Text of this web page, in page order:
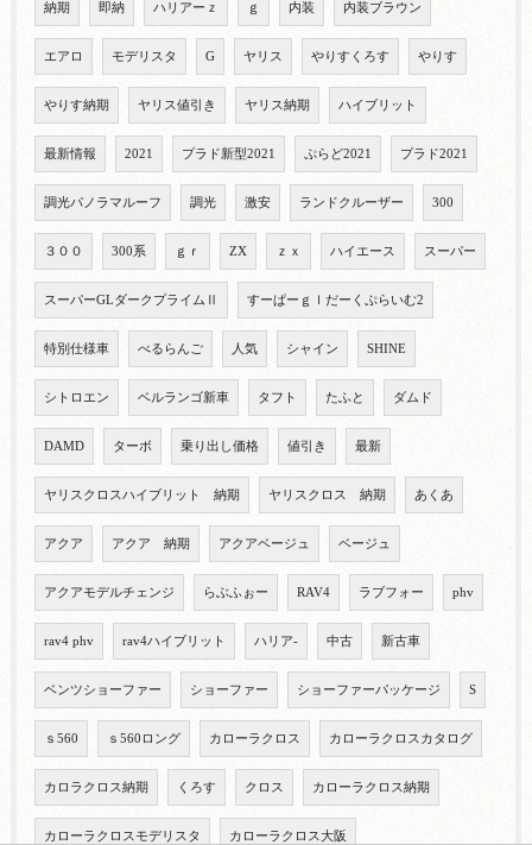
納期 即納 ハリアーｚ ｇ 内装 内装ブラウン
エアロ モデリスタ G ヤリス やりすくろす やりす
やりす納期 ヤリス値引き ヤリス納期 ハイブリット
最新情報 2021 プラド新型2021 ぷらど2021 プラド2021
調光パノラマルーフ 調光 激安 ランドクルーザー 300
３００ 300系 ｇｒ ZX ｚｘ ハイエース スーパー
スーパーGLダークプライムⅡ すーぱーｇｌだーくぷらいむ2
特別仕様車 べるらんご 人気 シャイン SHINE
シトロエン ベルランゴ新車 タフト たふと ダムド
DAMD ターボ 乗り出し価格 値引き 最新
ヤリスクロスハイブリット 納期 ヤリスクロス 納期 あくあ
アクア アクア 納期 アクアベージュ ベージュ
アクアモデルチェンジ らぶふぉー RAV4 ラブフォー phv
rav4 phv rav4ハイブリット ハリア- 中古 新古車
ベンツショーファー ショーファー ショーファーパッケージ S
ｓ560 ｓ560ロング カローラクロス カローラクロスカタログ
カロラクロス納期 くろす クロス カローラクロス納期
カローラクロスモデリスタ カローラクロス大阪